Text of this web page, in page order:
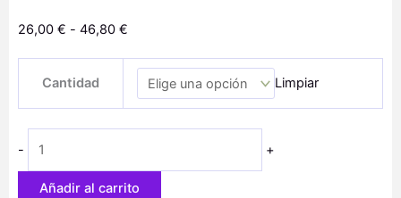
26,00 € - 46,80 €
precios:
desde
26,00 €
Cantidad Limpiar
-
Wonder
Woman
cantidad
+
Añadir al carrito